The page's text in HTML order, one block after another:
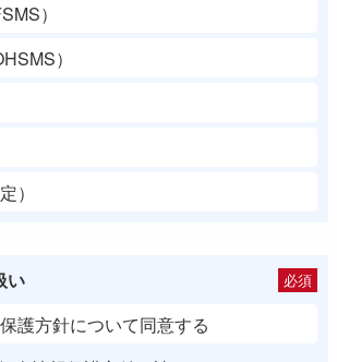
）
）
）
い 必須
護方針について同意する